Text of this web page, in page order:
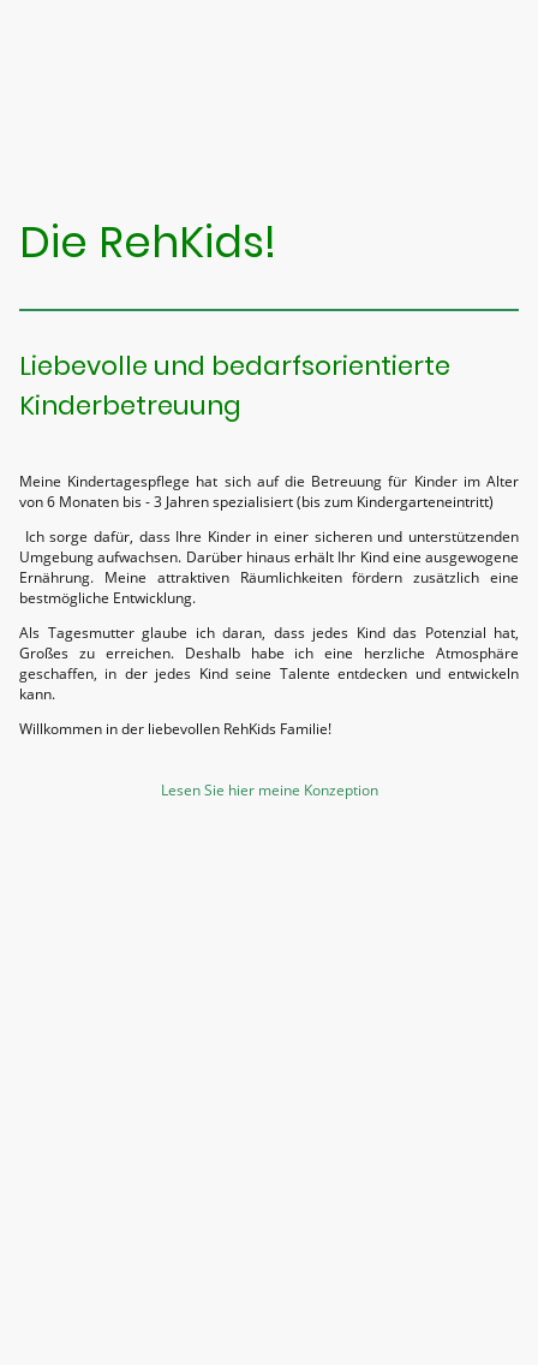
Die RehKids!
Liebevolle und bedarfsorientierte
Kinderbetreuung
Meine Kindertagespflege hat sich auf die Betreuung für Kinder im Alter
von 6 Monaten bis - 3 Jahren spezialisiert (bis zum Kindergarteneintritt)
Ich sorge dafür, dass Ihre Kinder in einer sicheren und unterstützenden
Umgebung aufwachsen. Darüber hinaus erhält Ihr Kind eine ausgewogene
Ernährung. Meine attraktiven Räumlichkeiten fördern zusätzlich eine
bestmögliche Entwicklung.
Als Tagesmutter glaube ich daran, dass jedes Kind das Potenzial hat,
Großes zu erreichen. Deshalb habe ich eine herzliche Atmosphäre
geschaffen, in der jedes Kind seine Talente entdecken und entwickeln
kann.
Willkommen in der liebevollen RehKids Familie!
Lesen Sie hier meine Konzeption